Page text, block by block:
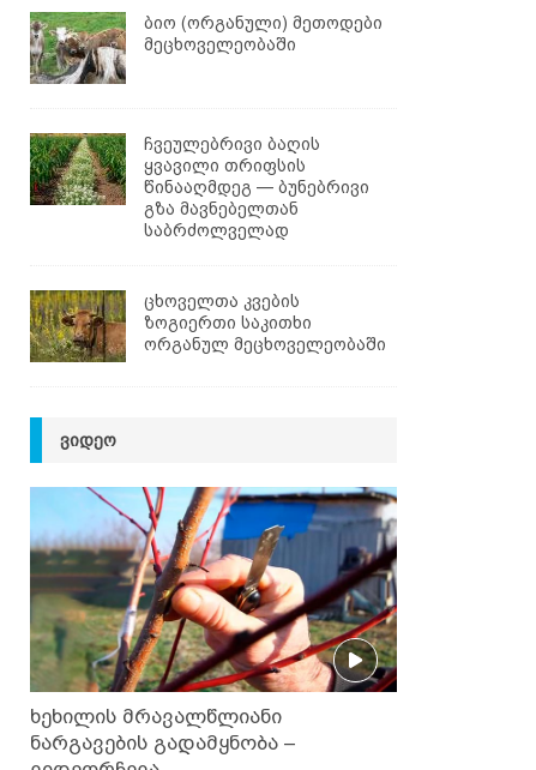
ბიო (ორგანული) მეთოდები
მეცხოველეობაში
ჩვეულებრივი ბაღის
ყვავილი თრიფსის
წინააღმდეგ — ბუნებრივი
გზა მავნებელთან
საბრძოლველად
ცხოველთა კვების
ზოგიერთი საკითხი
ორგანულ მეცხოველეობაში
ᲕᲘᲓᲔᲝ
ხეხილის მრავალწლიანი
ნარგავების გადამყნობა –